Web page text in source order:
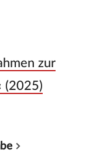
zur
(2025)